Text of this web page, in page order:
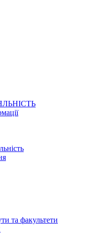
та факультети